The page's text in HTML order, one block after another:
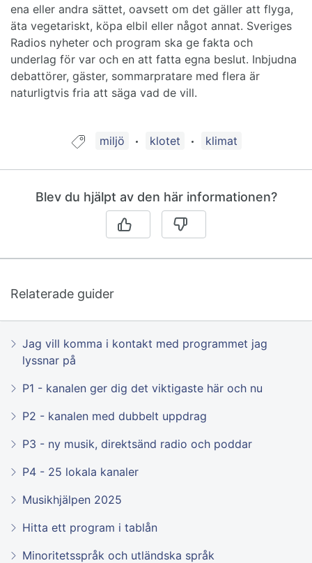
ena eller andra sättet, oavsett om det gäller att flyga,
äta vegetariskt, köpa elbil eller något annat. Sveriges
Radios nyheter och program ska ge fakta och
underlag för var och en att fatta egna beslut. Inbjudna
debattörer, gäster, sommarpratare med flera är
naturligtvis fria att säga vad de vill.
Guide taggad med:
miljö klotet klimat
Blev du hjälpt av den här informationen?
Relaterade guider
Jag vill komma i kontakt med programmet jag
lyssnar på
P1 - kanalen ger dig det viktigaste här och nu
P2 - kanalen med dubbelt uppdrag
P3 - ny musik, direktsänd radio och poddar
P4 - 25 lokala kanaler
Musikhjälpen 2025
Hitta ett program i tablån
Minoritetsspråk och utländska språk